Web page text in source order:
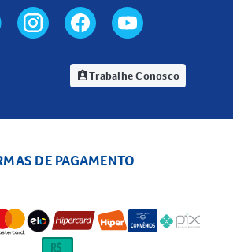
assignment_indTrabalhe Conosco
DE PAGAMENTO